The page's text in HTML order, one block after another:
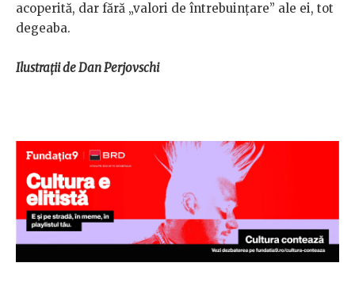
acoperită, dar fără „valori de întrebuințare” ale ei, tot
degeaba.
Ilustrații de Dan Perjovschi